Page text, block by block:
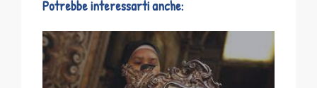
Potrebbe interessarti anche: